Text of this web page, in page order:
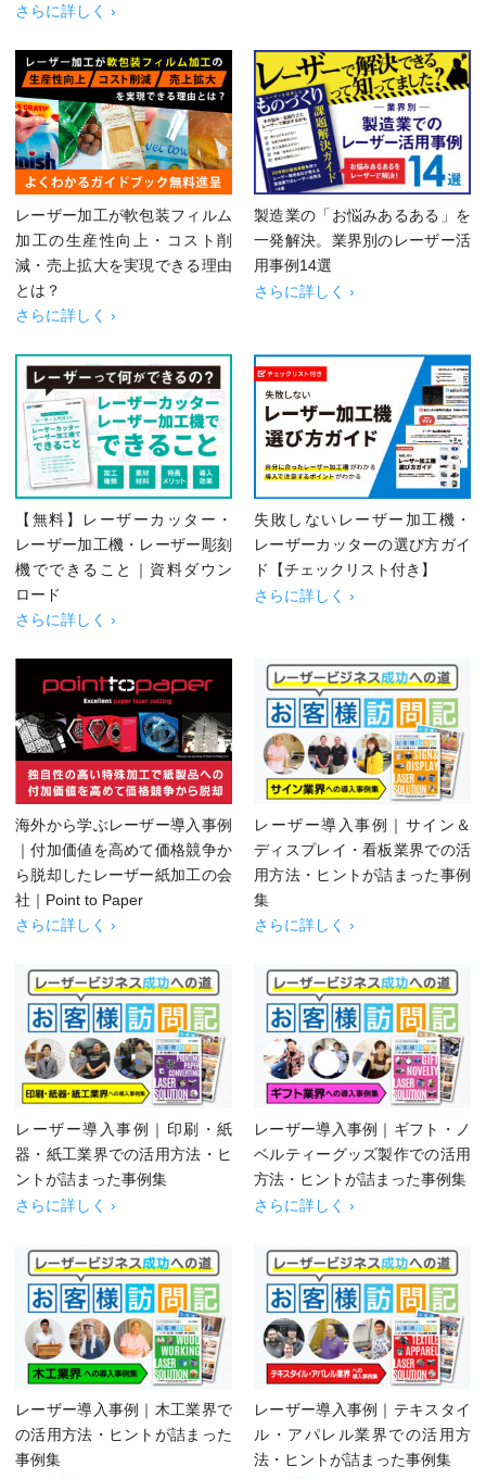
さらに詳しく ›
レーザー加工が軟包装フィルム
加工の生産性向上・コスト削
減・売上拡大を実現できる理由
とは？
さらに詳しく ›
製造業の「お悩みあるある」を
一発解決。業界別のレーザー活
用事例14選
さらに詳しく ›
【無料】レーザーカッター・
レーザー加工機・レーザー彫刻
機でできること｜資料ダウン
ロード
さらに詳しく ›
失敗しないレーザー加工機・
レーザーカッターの選び方ガイ
ド【チェックリスト付き】
さらに詳しく ›
海外から学ぶレーザー導入事例
｜付加価値を高めて価格競争か
ら脱却したレーザー紙加工の会
社｜Point to Paper
さらに詳しく ›
レーザー導入事例｜サイン＆
ディスプレイ・看板業界での活
用方法・ヒントが詰まった事例
集
さらに詳しく ›
レーザー導入事例｜印刷・紙
器・紙工業界での活用方法・ヒ
ントが詰まった事例集
さらに詳しく ›
レーザー導入事例｜ギフト・ノ
ベルティーグッズ製作での活用
方法・ヒントが詰まった事例集
さらに詳しく ›
レーザー導入事例｜木工業界で
の活用方法・ヒントが詰まった
事例集
レーザー導入事例｜テキスタイ
ル・アパレル業界での活用方
法・ヒントが詰まった事例集